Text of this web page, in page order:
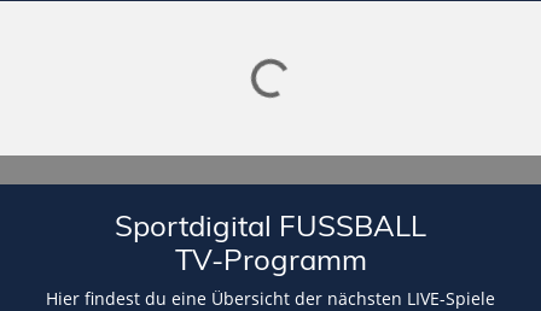
Lade SPORTDIGITAL+ Mediathek
Sportdigital FUSSBALL
TV-Programm
Hier findest du eine Übersicht der nächsten LIVE-Spiele